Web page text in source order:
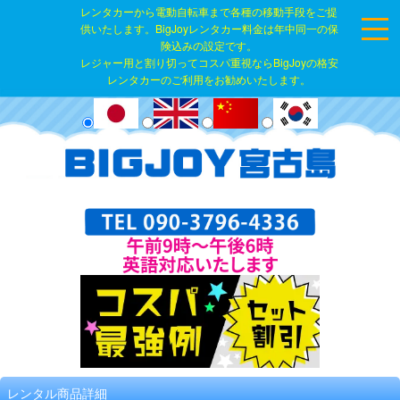
レンタカーから電動自転車まで各種の移動手段をご提
供いたします。BigJoyレンタカー料金は年中同一の保
険込みの設定です。
レジャー用と割り切ってコスパ重視ならBigJoyの格安
レンタカーのご利用をお勧めいたします。
レンタル商品詳細